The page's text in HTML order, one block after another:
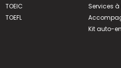
TOEIC
TOEFL
Services
Kit auto-